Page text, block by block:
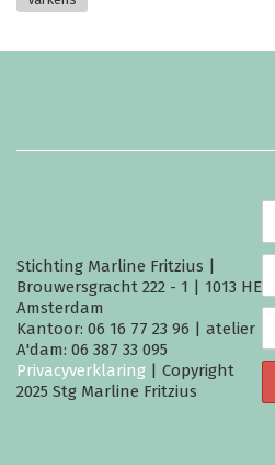
Stichting Marline Fritzius |
Brouwersgracht 222 - 1 | 1013 HE
Amsterdam
Kantoor: 06 16 77 23 96 | atelier
A'dam: 06 387 33 095
Privacyverklaring | Copyright
2025 Stg Marline Fritzius